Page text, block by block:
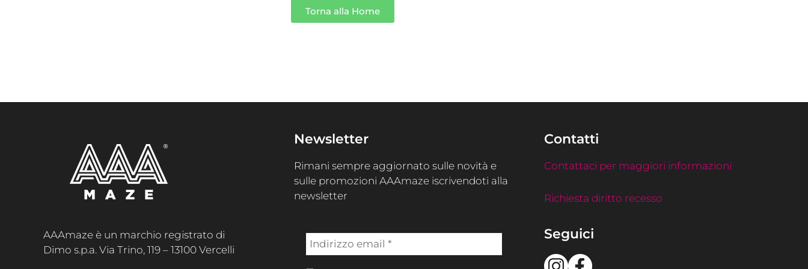
Torna alla Home
AAAmaze è un marchio registrato di
Dimo s.p.a. Via Trino, 119 – 13100 Vercelli
Newsletter
Rimani sempre aggiornato sulle novità e
sulle promozioni AAAmaze iscrivendoti alla
newsletter
Contatti
Contattaci per maggiori informazioni
Richiesta diritto recesso
Seguici